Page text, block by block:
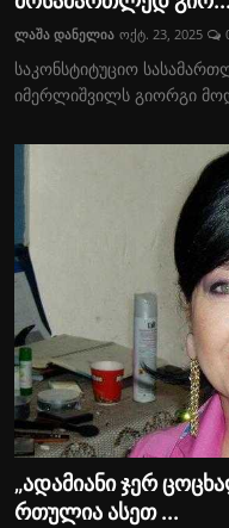
საზოგადოება
ეკონომიკა
სპორტი
შოუ-ბიზნესი
აგროსიახლეები
ლაშა დანელია ოქტ. 23, 2025
საკონსტიტუციო
იმერლიშვილს გიორგი
„ადამიანი ჯერ
რთულია ასეთ ...